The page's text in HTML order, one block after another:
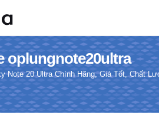
oplungnote20ultra
Note 20 Ultra Chính Hãng, Giá Tốt, Chất